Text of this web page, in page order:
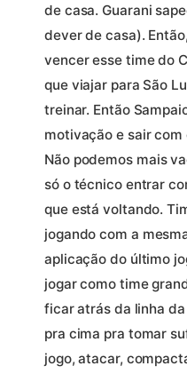
de casa. Guarani
dever de casa).
vencer esse time do
que viajar para São
treinar. Então
motivação e sair com
Não podemos mais
só o técnico entrar
que está voltando.
jogando com a
aplicação do último
jogar como time
ficar atrás da linha
pra cima pra tomar
jogo, atacar,